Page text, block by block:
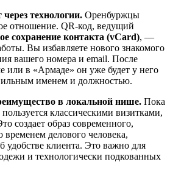
технологии. Оренбуржцы
отношение. QR-код, ведущий
сохранение контакта (vCard), —
Вы избавляете нового знакомого
вашего номера и email. После
или в «Армаде» он уже будет у него
именем и должностью.
в локальной нише. Пока
классическими визитками,
создает образ современного,
временем делового человека,
удобстве клиента. Это важно для
и технологически подкованных